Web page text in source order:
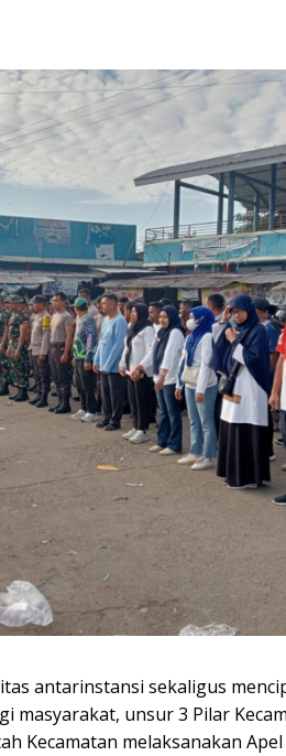
antarinstansi sekaligus
masyarakat, unsur 3 Pilar
Kecamatan melaksanakan